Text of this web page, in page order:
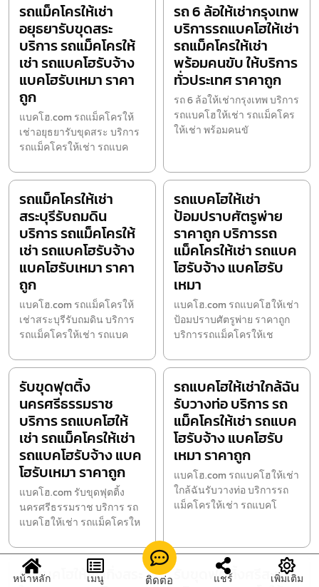
รถแม็คโครให้เช่า
อยุธยารับขุดสระ
บริการ รถแม็คโครให้
เช่า รถแบคโฮรับจ้าง
แบคโฮรับเหมา ราคา
ถูก
แบคโฮ.com รถแม็คโครให้
เช่าอยุธยารับขุดสระ บริการ
รถแม็คโครให้เช่า รถแบค
รถ 6 ล้อให้เช่ากรุงเทพ
บริการรถแบคโฮให้เช่า
รถแม็คโครให้เช่า
พร้อมคนขับ ให้บริการ
ทั่วประเทศ ราคาถูก
รถ 6 ล้อให้เช่ากรุงเทพ บริการ
รถแบคโฮให้เช่า รถแม็คโคร
ให้เช่า พร้อมคนขั
รถแม็คโครให้เช่า
สระบุรีรับถมดิน
บริการ รถแม็คโครให้
เช่า รถแบคโฮรับจ้าง
แบคโฮรับเหมา ราคา
ถูก
แบคโฮ.com รถแม็คโครให้
เช่าสระบุรีรับถมดิน บริการ
รถแม็คโครให้เช่า รถแบค
รถแบคโฮให้เช่า
ป้อมปราบศัตรูพ่าย
ราคาถูก บริการรถ
แม็คโครให้เช่า รถแบค
โฮรับจ้าง แบคโฮรับ
เหมา
แบคโฮ.com รถแบคโฮให้เช่า
ป้อมปราบศัตรูพ่าย ราคาถูก
บริการรถแม็คโครให้เช
รับขุดฟุตติ้ง
นครศรีธรรมราช
บริการ รถแบคโฮให้
เช่า รถแม็คโครให้เช่า
รถแบคโฮรับจ้าง แบค
โฮรับเหมา ราคาถูก
แบคโฮ.com รับขุดฟุตติ้ง
นครศรีธรรมราช บริการ รถ
แบคโฮให้เช่า รถแม็คโครให
รถแบคโฮให้เช่าใกล้ฉัน
รับวางท่อ บริการ รถ
แม็คโครให้เช่า รถแบค
โฮรับจ้าง แบคโฮรับ
เหมา ราคาถูก
แบคโฮ.com รถแบคโฮให้เช่า
ใกล้ฉันรับวางท่อ บริการรถ
แม็คโครให้เช่า รถแบคโ
รถแบคโฮให้เช่ากิ่งสระ
รับขุดฟุตติ้งศรีสะเกษ
หน้าหลัก เมนู ติดต่อ แชร์ เพิ่มเติม